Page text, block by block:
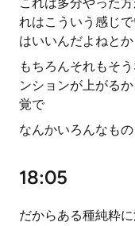
れはこういう感じ
はいいんだよねとか
もちろんそれもそ
ンションが上がる
覚で
なんかいろんなも
18:05
だからある種純粋